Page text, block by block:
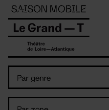
Panneau de gestion des cookies